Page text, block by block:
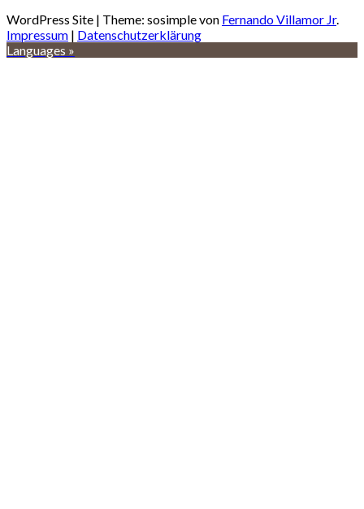
WordPress Site | Theme: sosimple von Fernando Villamor Jr.
Impressum | Datenschutzerklärung
Languages »